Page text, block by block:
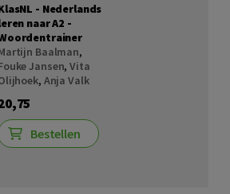
- Nederlands
naar A2 -
Baalman,
Jansen,Vita
, Anja Valk
Bestellen